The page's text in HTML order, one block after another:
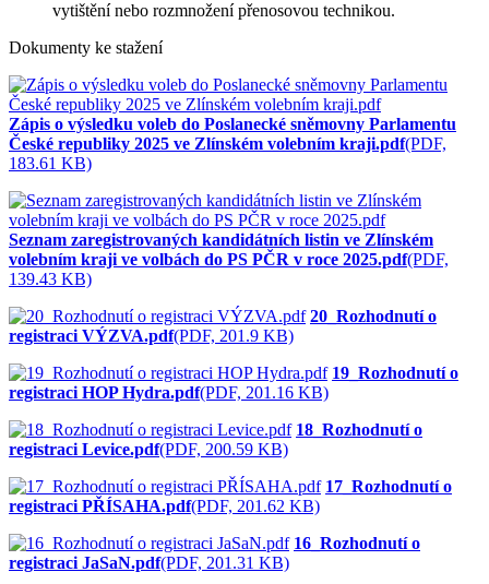
vytištění nebo rozmnožení přenosovou technikou.
Dokumenty ke stažení
Zápis o výsledku voleb do Poslanecké sněmovny Parlamentu
České republiky 2025 ve Zlínském volebním kraji.pdf(PDF,
183.61 KB)
Seznam zaregistrovaných kandidátních listin ve Zlínském
volebním kraji ve volbách do PS PČR v roce 2025.pdf(PDF,
139.43 KB)
20_Rozhodnutí o
registraci VÝZVA.pdf(PDF, 201.9 KB)
19_Rozhodnutí o
registraci HOP Hydra.pdf(PDF, 201.16 KB)
18_Rozhodnutí o
registraci Levice.pdf(PDF, 200.59 KB)
17_Rozhodnutí o
registraci PŘÍSAHA.pdf(PDF, 201.62 KB)
16_Rozhodnutí o
registraci JaSaN.pdf(PDF, 201.31 KB)